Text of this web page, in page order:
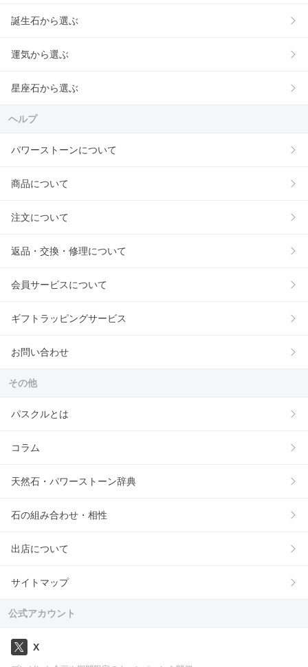
誕生石から選ぶ
運気から選ぶ
星座石から選ぶ
ヘルプ
パワーストーンについて
商品について
注文について
返品・交換・修理について
会員サービスについて
ギフトラッピングサービス
お問い合わせ
その他
パスクルとは
コラム
天然石・パワーストーン辞典
石の組み合わせ・相性
出店について
サイトマップ
公式アカウント
X